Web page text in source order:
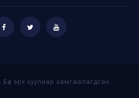
эрх хуулиар хамгаалагдсан.